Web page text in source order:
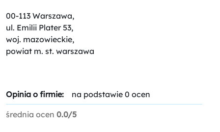
00-113 Warszawa,
ul. Emilii Plater 53,
woj. mazowieckie,
powiat m. st. warszawa
Opinia o firmie: na podstawie 0 ocen
średnia ocen 0.0/5